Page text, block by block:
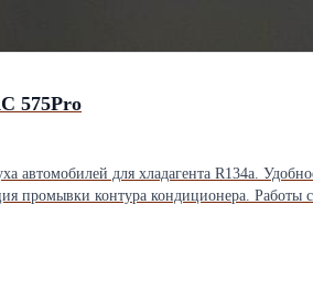
575Pro
автомобилей для хладагента R134a.